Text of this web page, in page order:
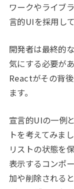
ワークやライブ
言的UIを採用して
開発者は最終的
気にする必要が
Reactがその背
ます。
宣言的UIの一例
トを考えてみまし
リストの状態を
表示するコンポ
加や削除される